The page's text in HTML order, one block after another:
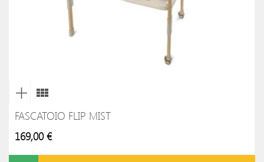
FASCATOIO FLIP MIST
169,00 €